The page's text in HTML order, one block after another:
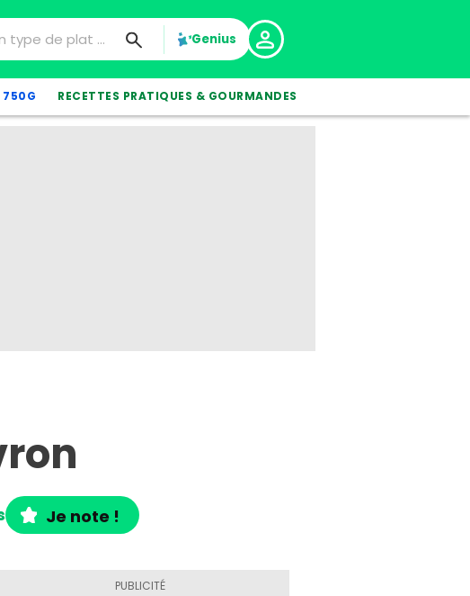
Genius
750G RECETTES PRATIQUES & GOURMANDES
Je note !